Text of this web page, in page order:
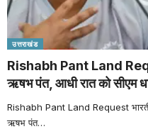
उत्तराखंड
Rishabh Pant Land
ऋषभ पंत, आधी रात को सीएम
Rishabh Pant Land Request
ऋषभ पंत…